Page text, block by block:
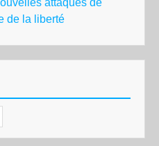
de la liberté